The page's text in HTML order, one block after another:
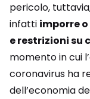
pericolo,
infatti imporre
e restrizioni su
momento in cui
coronavirus ha
dell’economia